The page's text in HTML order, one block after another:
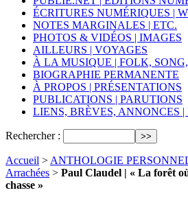
ÉCRITURES NUMÉRIQUES |
NOTES MARGINALES | ETC.
PHOTOS & VIDÉOS | IMAGES
AILLEURS | VOYAGES
À LA MUSIQUE | FOLK,
BIOGRAPHIE PERMANENTE
À PROPOS | PRÉSENTATIONS
PUBLICATIONS | PARUTIONS
LIENS, BRÈVES, ANNONCES
Rechercher :
Accueil > ANTHOLOGIE
Arrachées > Paul Claudel | « La forêt
chasse »